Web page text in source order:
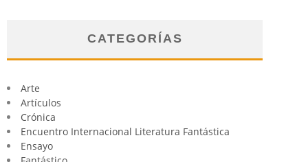
CATEGORÍAS
Arte
Artículos
Crónica
Encuentro Internacional Literatura Fantástica
Ensayo